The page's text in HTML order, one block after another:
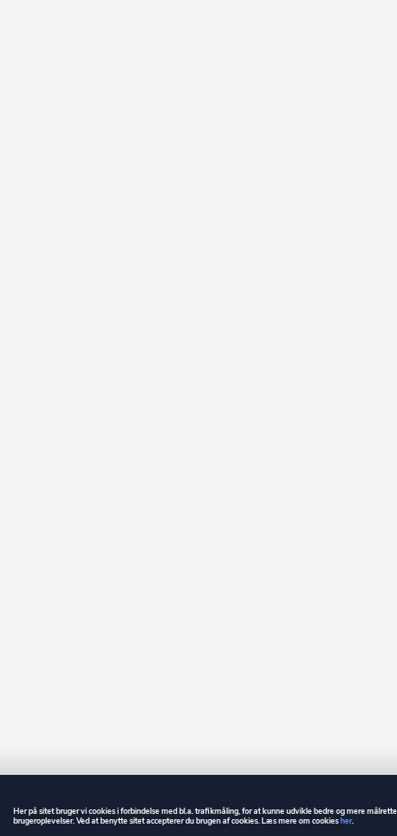
Her på sitet bruger vi cookies i forbindelse med bl.a. trafikmåling, for at kunne udvikle bedre og mere
brugeroplevelser. Ved at benytte sitet accepterer du brugen af cookies. Læs mere om cookiesher.